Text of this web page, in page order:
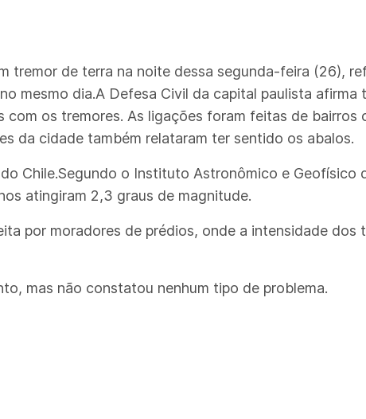
tremor de terra na noite dessa segunda-feira (26),
mesmo dia.A Defesa Civil da capital paulista afirma
os tremores. As ligações foram feitas de bairros
da cidade também relataram ter sentido os abalos.
Chile.Segundo o Instituto Astronômico e Geofísico
atingiram 2,3 graus de magnitude.
por moradores de prédios, onde a intensidade dos
mas não constatou nenhum tipo de problema.